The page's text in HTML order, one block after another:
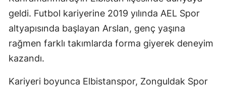
geldi. Futbol kariyerine 2019 yılında AEL Spor
altyapısında başlayan Arslan, genç yaşına
rağmen farklı takımlarda forma giyerek deneyim
kazandı.
Kariyeri boyunca Elbistanspor, Zonguldak Spor